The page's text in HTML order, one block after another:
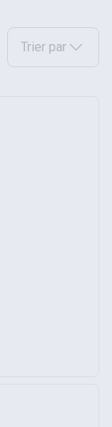
Trier par